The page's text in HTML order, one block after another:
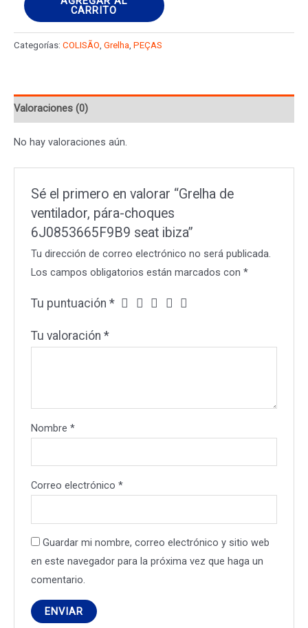
ventilador,
pára-
seat
cantidad
CARRITO
Categorías: COLISÃO, Grelha, PEÇAS
Valoraciones (0)
No hay valoraciones aún.
Sé el primero en valorar “Grelha de
ventilador, pára-choques
6J0853665F9B9 seat ibiza”
Tu dirección de correo electrónico no será publicada.
Los campos obligatorios están marcados con*
Tu puntuación*
Tu valoración*
Nombre*
Correo electrónico*
Guardar mi nombre, correo electrónico y sitio web
en este navegador para la próxima vez que haga un
comentario.